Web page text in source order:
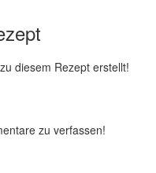
diesem Rezept erstellt!
zu verfassen!